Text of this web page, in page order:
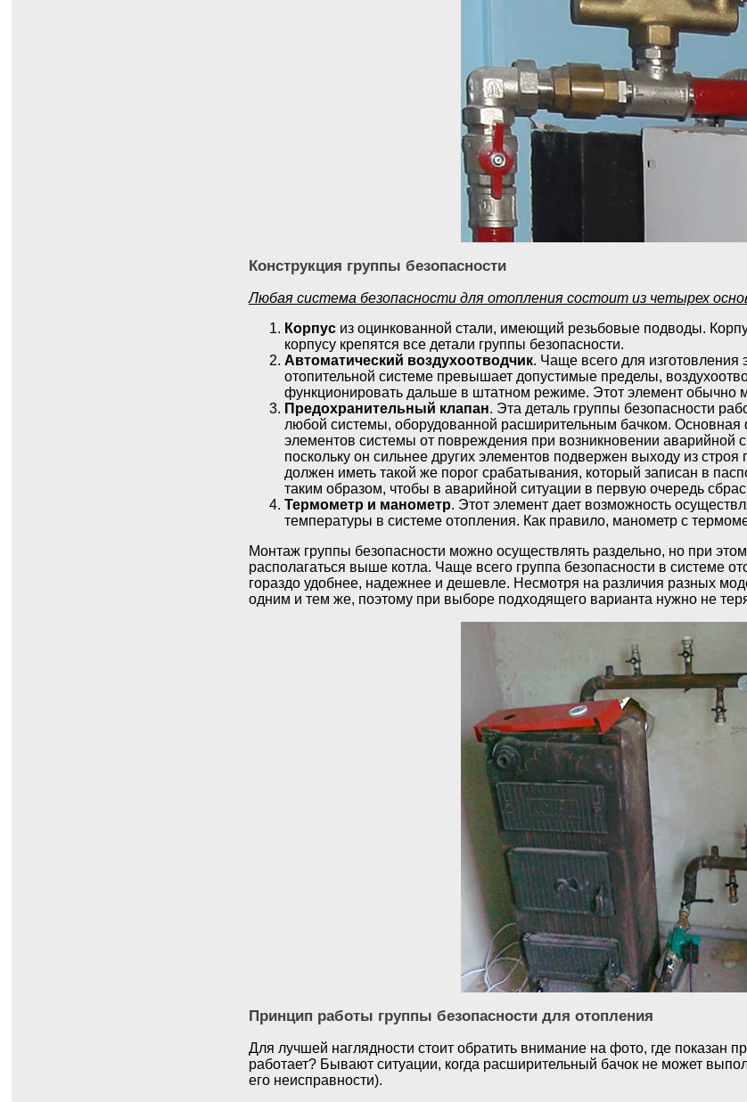
Конструкция группы безопасности
Любая система безопасности для отопления состоит из четырех
Корпус из оцинкованной стали, имеющий резьбовые подводы.
корпусу крепятся все детали группы безопасности.
Автоматический воздухоотводчик. Чаще всего для изготовления
отопительной системе превышает допустимые пределы,
функционировать дальше в штатном режиме. Этот элемент обычно
Предохранительный клапан. Эта деталь группы безопасности
любой системы, оборудованной расширительным бачком. Основная
элементов системы от повреждения при возникновении аварийной
поскольку он сильнее других элементов подвержен выходу из
должен иметь такой же порог срабатывания, который записан в
таким образом, чтобы в аварийной ситуации в первую очередь
Термометр и манометр. Этот элемент дает возможность
температуры в системе отопления. Как правило, манометр с
Монтаж группы безопасности можно осуществлять раздельно, но при
располагаться выше котла. Чаще всего группа безопасности в системе
гораздо удобнее, надежнее и дешевле. Несмотря на различия разных
одним и тем же, поэтому при выборе подходящего варианта нужно не
Принцип работы группы безопасности для отопления
Для лучшей наглядности стоит обратить внимание на фото, где показан
работает? Бывают ситуации, когда расширительный бачок не может
его неисправности).